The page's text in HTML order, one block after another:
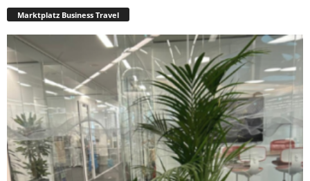
Marktplatz Business Travel